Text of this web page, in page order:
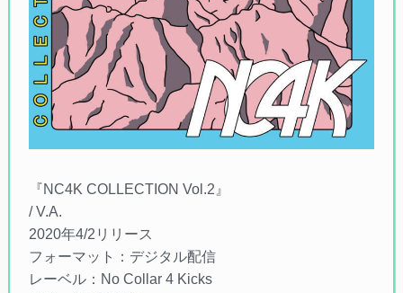
『NC4K COLLECTION Vol.2』
/ V.A.
2020年4/2リリース
フォーマット：デジタル配信
レーベル：No Collar 4 Kicks